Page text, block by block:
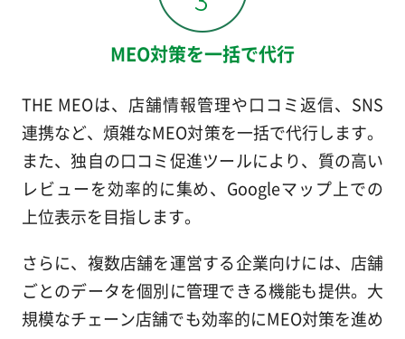
MEO対策を一括で代行
THE MEOは、店舗情報管理や口コミ返信、SNS
連携など、煩雑なMEO対策を一括で代行します。
また、独自の口コミ促進ツールにより、質の高い
レビューを効率的に集め、Googleマップ上での
上位表示を目指します。
さらに、複数店舗を運営する企業向けには、店舗
ごとのデータを個別に管理できる機能も提供。大
規模なチェーン店舗でも効率的にMEO対策を進め